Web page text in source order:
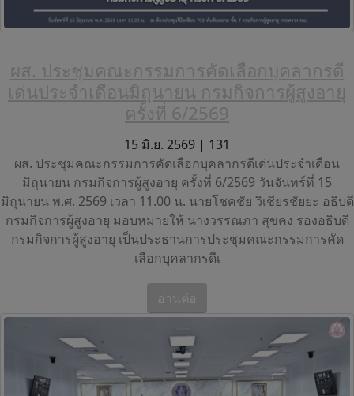
ผส. ประชุมคณะกรรมการคัดเลือกบุคลากรดี
เด่นประจำเดือนมิถุนายน กรมกิจการผู้สูงอายุ
ครั้งที่ 6/2569
15 มิ.ย. 2569 | 131
ผส. ประชุมคณะกรรมการคัดเลือกบุคลากรดีเด่นประจำเดือน
มิถุนายน กรมกิจการผู้สูงอายุ ครั้งที่ 6/2569 วันจันทร์ที่ 15
มิถุนายน พ.ศ. 2569 เวลา 11.00 น. นายโชคชัย วิเชียรชัยยะ อธิบดี
กรมกิจการผู้สูงอายุ มอบหมายให้ นางวรรณภา สุขคง รองอธิบดี
กรมกิจการผู้สูงอายุ เป็นประธานการประชุมคณะกรรมการคัด
เลือกบุคลากรดีเ
อ่านต่อ